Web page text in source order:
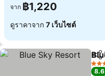
จาก ฿1,220
ดูราคาจาก 7 เว็บไซต์
แชร์
3 ดา
8.6